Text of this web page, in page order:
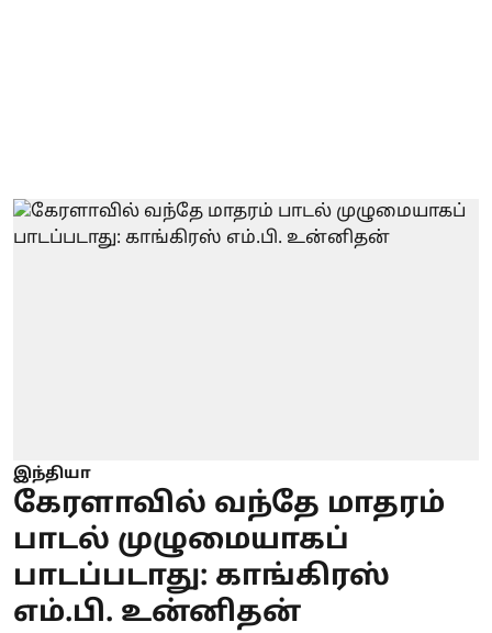
இந்தியா
கேரளாவில் வந்தே மாதரம்
பாடல் முழுமையாகப்
பாடப்படாது: காங்கிரஸ்
எம்.பி. உன்னிதன்